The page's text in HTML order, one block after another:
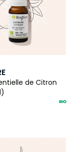
de Citron